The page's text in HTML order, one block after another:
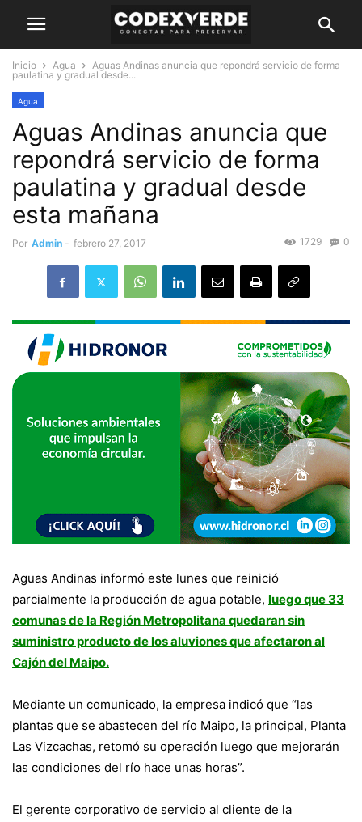
Inicio Agua
Aguas Andinas anuncia que repondrá servicio de forma
paulatina y gradual desde...
Agua
Aguas Andinas anuncia que
repondrá servicio de forma
paulatina y gradual desde
esta mañana
Por Admin - febrero 27, 2017 0
1729
Aguas Andinas informó este lunes que reinició
parcialmente la producción de agua potable, luego que 33
comunas de la Región Metropolitana quedaran sin
suministro producto de los aluviones que afectaron al
Cajón del Maipo.
Mediante un comunicado, la empresa indicó que “las
plantas que se abastecen del río Maipo, la principal, Planta
Las Vizcachas, retomó su operación luego que mejorarán
las condiciones del río hace unas horas”.
El gerente corporativo de servicio al cliente de la